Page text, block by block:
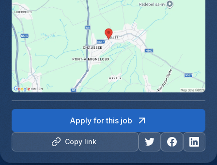
Copy link
Apply for this job